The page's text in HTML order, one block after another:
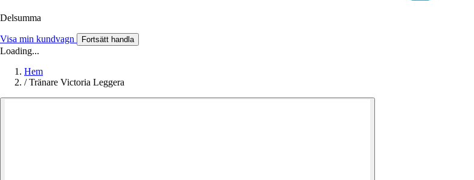
Delsumma
Visa min kundvagn Fortsätt handla
Loading...
Hem
/ Tränare Victoria Leggera